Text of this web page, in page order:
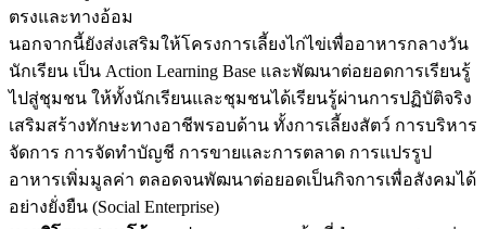
ตรงและทางอ้อม
นอกจากนี้ยังส่งเสริมให้โครงการเลี้ยงไก่ไข่เพื่ออาหารกลางวัน
นักเรียน เป็น Action Learning Base และพัฒนาต่อยอดการเรียนรู้
ไปสู่ชุมชน ให้ทั้งนักเรียนและชุมชนได้เรียนรู้ผ่านการปฏิบัติจริง
เสริมสร้างทักษะทางอาชีพรอบด้าน ทั้งการเลี้ยงสัตว์ การบริหาร
จัดการ การจัดทำบัญชี การขายและการตลาด การแปรรูป
อาหารเพิ่มมูลค่า ตลอดจนพัฒนาต่อยอดเป็นกิจการเพื่อสังคมได้
อย่างยั่งยืน (Social Enterprise)